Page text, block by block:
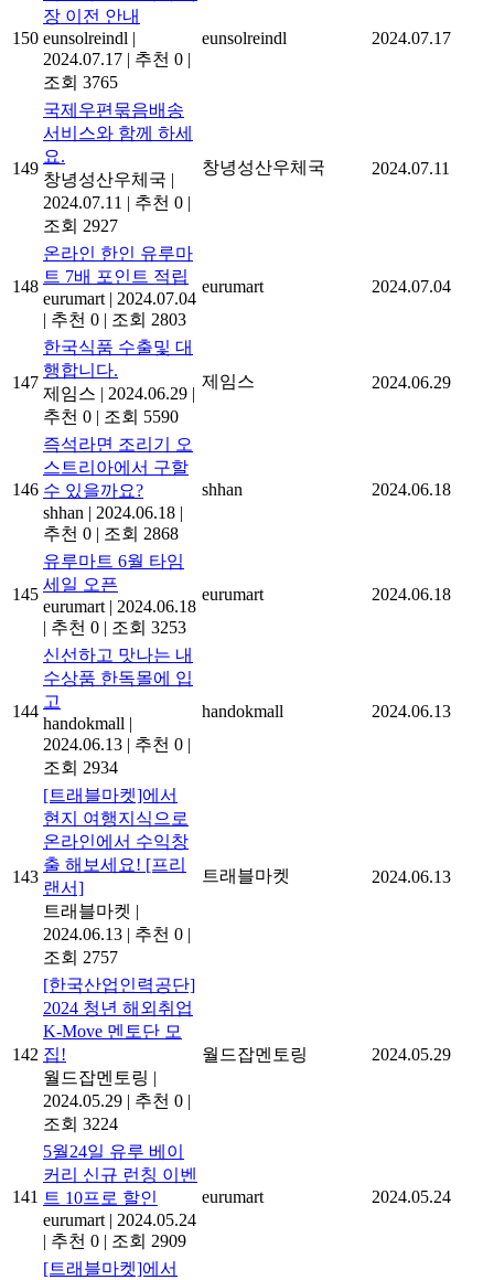
150
장 이전 안내
eunsolreindl |
2024.07.17 | 추천 0 |
조회 3765
eunsolreindl 2024.07.17
149
국제우편묶음배송
서비스와 함께 하세
요.
창녕성산우체국 |
2024.07.11 | 추천 0 |
조회 2927
창녕성산우체국 2024.07.11
148
온라인 한인 유루마
트 7배 포인트 적립
eurumart | 2024.07.04
| 추천 0 | 조회 2803
eurumart 2024.07.04
147
한국식품 수출및 대
행합니다.
제임스 | 2024.06.29 |
추천 0 | 조회 5590
제임스 2024.06.29
146
즉석라면 조리기 오
스트리아에서 구할
수 있을까요?
shhan | 2024.06.18 |
추천 0 | 조회 2868
shhan 2024.06.18
145
유루마트 6월 타임
세일 오픈
eurumart | 2024.06.18
| 추천 0 | 조회 3253
eurumart 2024.06.18
144
신선하고 맛나는 내
수상품 한독몰에 입
고
handokmall |
2024.06.13 | 추천 0 |
조회 2934
handokmall 2024.06.13
143
[트래블마켓]에서
현지 여행지식으로
온라인에서 수익창
출 해보세요! [프리
랜서]
트래블마켓 |
2024.06.13 | 추천 0 |
조회 2757
트래블마켓 2024.06.13
142
[한국산업인력공단]
2024 청년 해외취업
K-Move 멘토단 모
집!
월드잡멘토링 |
2024.05.29 | 추천 0 |
조회 3224
월드잡멘토링 2024.05.29
141
5월24일 유루 베이
커리 신규 런칭 이벤
트 10프로 할인
eurumart | 2024.05.24
| 추천 0 | 조회 2909
eurumart 2024.05.24
[트래블마켓]에서